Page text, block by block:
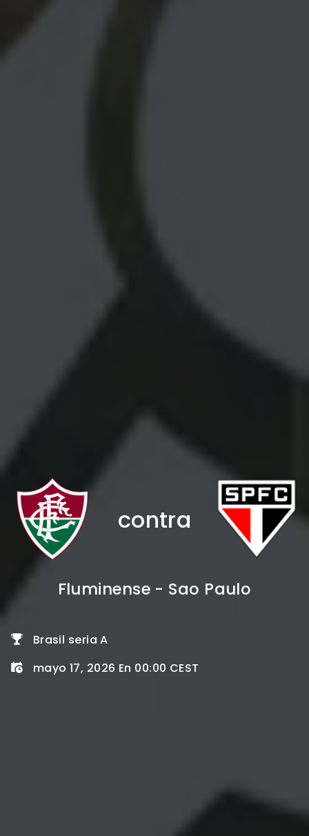
contra
Fluminense - Sao Paulo
Brasil seria A
mayo 17, 2026 En 00:00 CEST